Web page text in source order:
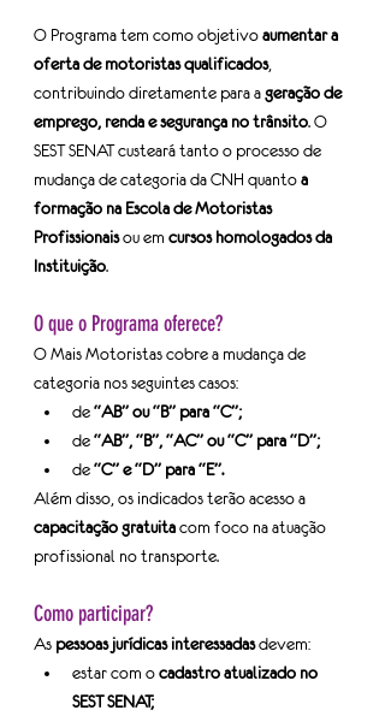
O Programa tem como objetivo aumentar a
oferta de motoristas qualificados,
contribuindo diretamente para a geração de
emprego, renda e segurança no trânsito. O
SEST SENAT custeará tanto o processo de
mudança de categoria da CNH quanto a
formação na Escola de Motoristas
Profissionais ou em cursos homologados da
Instituição.
O que o Programa oferece?
O Mais Motoristas cobre a mudança de
categoria nos seguintes casos:
de “AB” ou “B” para “C”;
de “AB”, “B”, “AC” ou “C” para “D”;
de “C” e “D” para “E”.
Além disso, os indicados terão acesso a
capacitação gratuita com foco na atuação
profissional no transporte.
Como participar?
As pessoas jurídicas interessadas devem:
estar com o cadastro atualizado no
SEST SENAT;